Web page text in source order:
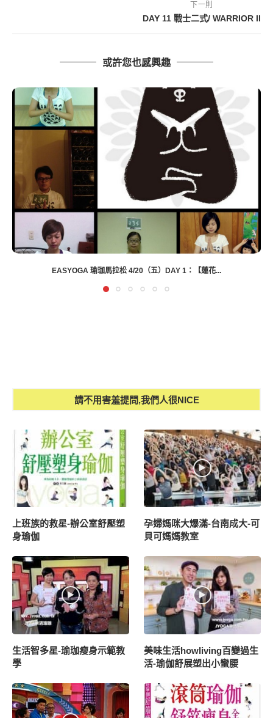
下一則
DAY 11 戰士二式/ WARRIOR II
或許您也感興趣
DAY23 駱駝式/ CAMEL POSE
請不用害羞提問,我們人很NICE
上班族的救星-辦公室舒壓塑
身瑜伽
孕婦媽咪大爆滿-台南成大-可
貝可媽媽教室
生活智多星-瑜珈瘦身示範教
學
美味生活howliving百變過生
活-瑜伽舒展塑出小蠻腰